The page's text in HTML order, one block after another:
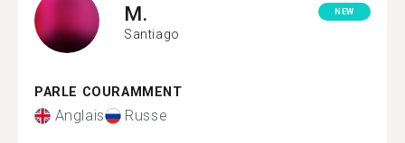
M.
Santiago
NEW
PARLE COURAMMENT
Anglais Russe